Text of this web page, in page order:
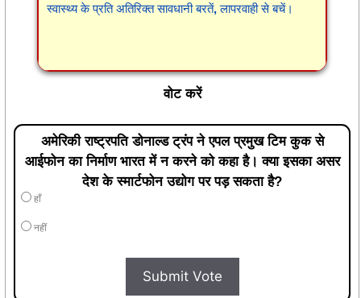
स्वास्थ्य के प्रति अतिरिक्त सावधानी बरतें, लापरवाही से बचें।
वोट करें
अमेरिकी राष्ट्रपति डोनाल्ड ट्रंप ने एपल प्रमुख टिम कुक से
आईफोन का निर्माण भारत में न करने को कहा है। क्या इसका असर
देश के स्मार्टफोन उद्योग पर पड़ सकता है?
हाँ
नहीं
Submit Vote